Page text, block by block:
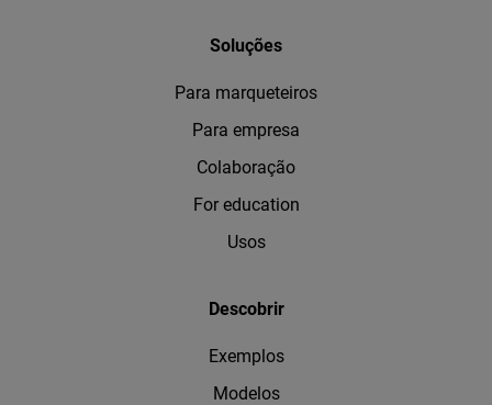
Soluções
Para marqueteiros
Para empresa
Colaboração
For education
Usos
Descobrir
Exemplos
Modelos